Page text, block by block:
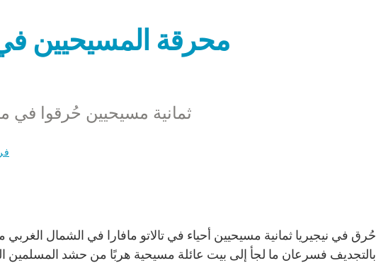
محرقة المسيحيين في
ثمانية مسيحيين حُرقوا في
حُرق في نيجيريا ثمانية مسيحيين أحياء في تالاتو مافارا في الشمال
بالتجديف فسرعان ما لجأ إلى بيت عائلة مسيحية هربًا من حشد المسلمين